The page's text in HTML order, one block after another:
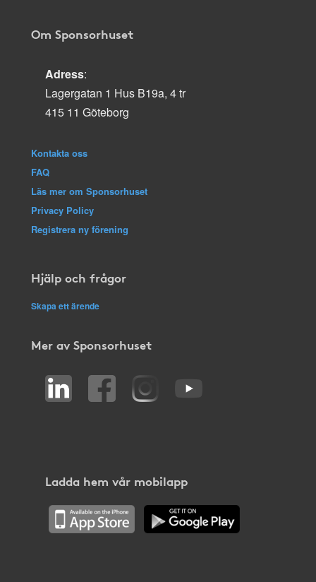
Om Sponsorhuset
Adress:
Lagergatan 1 Hus B19a, 4 tr
415 11 Göteborg
Kontakta oss
FAQ
Läs mer om Sponsorhuset
Privacy Policy
Registrera ny förening
Hjälp och frågor
Skapa ett ärende
Mer av Sponsorhuset
Ladda hem vår mobilapp